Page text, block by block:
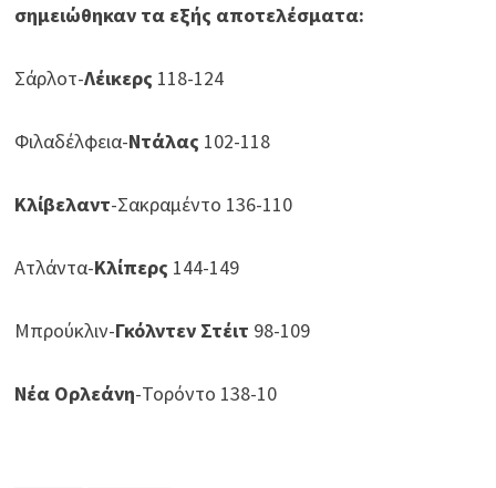
σημειώθηκαν τα εξής αποτελέσματα:
Σάρλοτ-Λέικερς 118-124
Φιλαδέλφεια-Ντάλας 102-118
Κλίβελαντ-Σακραμέντο 136-110
Ατλάντα-Κλίπερς 144-149
Μπρούκλιν-Γκόλντεν Στέιτ 98-109
Νέα Ορλεάνη-Τορόντο 138-10